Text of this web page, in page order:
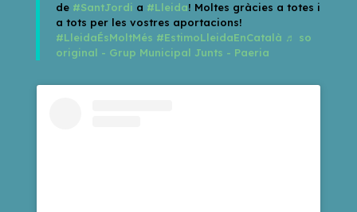
de #SantJordi a #Lleida! Moltes gràcies a totes i
a tots per les vostres aportacions!
#LleidaÉsMoltMés #EstimoLleidaEnCatalà ♬ so
original - Grup Municipal Junts - Paeria